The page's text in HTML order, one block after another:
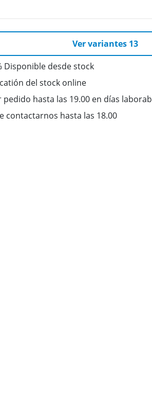
Ver variantes 13
Disponible desde stock
del stock online
pedido hasta las 19.00 en días
contactarnos hasta las 18.00